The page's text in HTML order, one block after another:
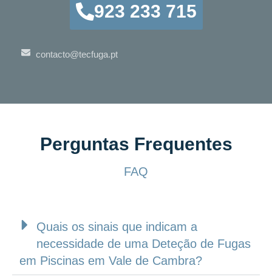
923 233 715
contacto@tecfuga.pt
Perguntas Frequentes
FAQ
Quais os sinais que indicam a
necessidade de uma Deteção de Fugas
em Piscinas em Vale de Cambra?